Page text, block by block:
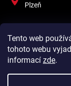
Tento web
tohoto webu
informací zde.
Plzeň